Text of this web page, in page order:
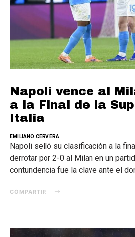
Napoli vence al
a la Final de la
Italia
EMILIANO CERVERA
Napoli selló su clasificación a la
derrotar por 2-0 al Milan en un
contundencia fue la clave ante el
COMPARTIR